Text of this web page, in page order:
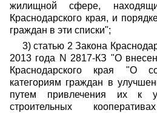
жилищной сфере,
Краснодарского края, и
граждан в эти списки";
3) статью 2 Закона
2013 года N 2817-КЗ "О
Краснодарского края "О
категориям граждан в
путем привлечения их к
строительных